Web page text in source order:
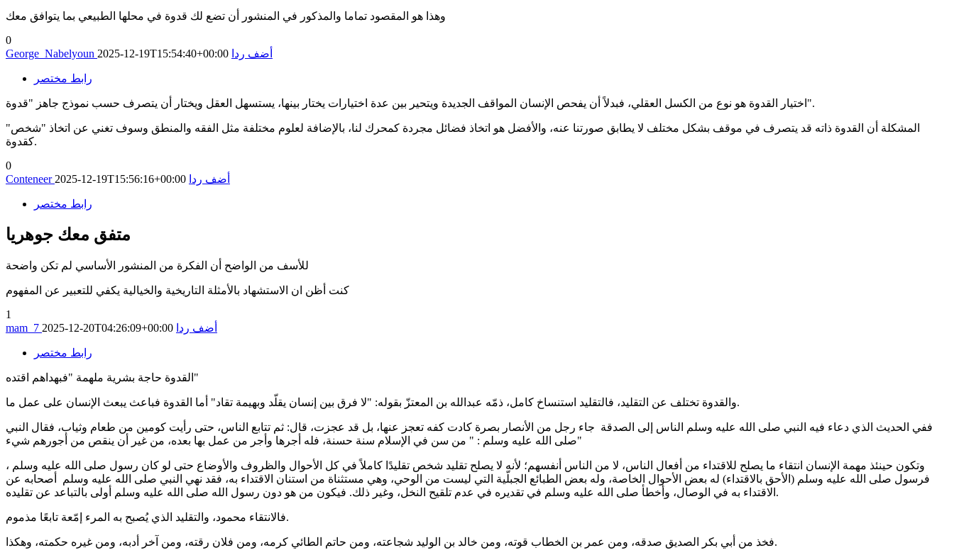
وهذا هو المقصود تماما والمذكور في المنشور أن تضع لك قدوة في محلها الطبيعي بما يتوافق معك
0
George_Nabelyoun 2025-12-19T15:54:40+00:00 أضف ردا
رابط مختصر
اختيار القدوة هو نوع من الكسل العقلي، فبدلاً أن يفحص الإنسان المواقف الجديدة ويتحير بين عدة اختيارات يختار بينها، يستسهل العقل ويختار أن يتصرف حسب نموذج جاهز "قدوة".
المشكلة أن القدوة ذاته قد يتصرف في موقف بشكل مختلف لا يطابق صورتنا عنه، والأفضل هو اتخاذ فضائل مجردة كمحرك لنا، بالإضافة لعلوم مختلفة مثل الفقه والمنطق وسوف تغني عن اتخاذ "شخص"
كقدوة.
0
Conteneer 2025-12-19T15:56:16+00:00 أضف ردا
رابط مختصر
متفق معك جوهريا
للأسف من الواضح أن الفكرة من المنشور الأساسي لم تكن واضحة
كنت أظن ان الاستشهاد بالأمثلة التاريخية والخيالية يكفي للتعبير عن المفهوم
1
mam_7 2025-12-20T04:26:09+00:00 أضف ردا
رابط مختصر
القدوة حاجة بشرية ملهمة "فبهداهم اقتده"
والقدوة تختلف عن التقليد، فالتقليد استنساخ كامل، ذمّه عبدالله بن المعتزّ بقوله: "لا فرق بين إنسان يقلّد وبهيمة تقاد" أما القدوة فباعث يبعث الإنسان على عمل ما.
ففي الحديث الذي دعاء فيه النبي صلى الله عليه وسلم الناس إلى الصدقة جاء رجل من الأنصار بصرة كادت كفه تعجز عنها، بل قد عجزت، قال: ثم تتابع الناس، حتى رأيت كومين من طعام وثياب، فقال النبي
صلى الله عليه وسلم : " من سن في الإسلام سنة حسنة، فله أجرها وأجر من عمل بها بعده، من غير أن ينقص من أجورهم شيء"
وتكون حينئذ مهمة الإنسان انتقاء ما يصلح للاقتداء من أفعال الناس، لا من الناس أنفسهم؛ لأنه لا يصلح تقليد شخص تقليدًا كاملاً في كل الأحوال والظروف والأوضاع حتى لو كان رسول صلى الله عليه وسلم ،
فرسول صلى الله عليه وسلم (الأحق بالاقتداء) له بعض الأحوال الخاصة، وله بعض الطبائع الجبلّية التي ليست من الوحي، وهي مستثناة من استنان الاقتداء به، فقد نهي النبي صلى الله عليه وسلم أصحابه عن
الاقتداء به في الوصال، وأخطأ صلى الله عليه وسلم في تقديره في عدم تلقيح النخل، وغير ذلك. فيكون من هو دون رسول الله صلى الله عليه وسلم أولى بالتباعد عن تقليده.
فالانتقاء محمود، والتقليد الذي يُصبح به المرء إمّعة تابعًا مذموم.
فخذ من أبي بكر الصديق صدقه، ومن عمر بن الخطاب قوته، ومن خالد بن الوليد شجاعته، ومن حاتم الطائي كرمه، ومن فلان رقته، ومن آخر أدبه، ومن غيره حكمته، وهكذا.